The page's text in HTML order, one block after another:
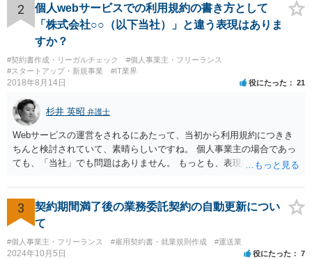
は、その商品を売ったときに対価を回収しているので、商標権は用い
尽くされている（用尽、消尽といいます。）と解釈されます。他方
で、商標権者の預かり知らないところで、販売した商品から別の商品
（コピー品やリメイク品）が作りだされてしまうと、その商品が仮に
酷い品質であれば、商標権者のブランドイメージが傷ついてしまいま
すし、その証商標権者にクレームが来てしまいますので、商標権を侵
害します。その商品が流通すれば商標権（ロゴマーク等）に対する一
般消費者の信頼も害することになります。また、本来商標権者に入る
べき利益が入らないことになります。 修理だけではそのような問題は
生じません。
2
個人webサービスでの利用規約の書き方として
「株式会社○○（以下当社）」と違う表現はありま
すか？
#契約書作成・リーガルチェック
#個人事業主・フリーランス
#スタートアップ・新規事業
#IT業界
2018年8月14日 役にたった 21
杉井 英昭 弁護士
Webサービスの運営をされるにあたって、当初から利用規約につきき
ちんと検討されていて、素晴らしいですね。 個人事業主の場合であっ
ても、「当社」でも問題はありません。 もっとも、表現に違和感があ
さんが「ABCウェブサービス」の屋号で事業を運営する際には、「当
社」の代わりに「ABCウェブサービス」とか「ABCWS」を使う等で
す。
3
契約期間満了後の業務委託契約の自動更新につい
て
#個人事業主・フリーランス #雇用契約書・就業規則作成 #運送業
2024年10月5日 役にたった 7